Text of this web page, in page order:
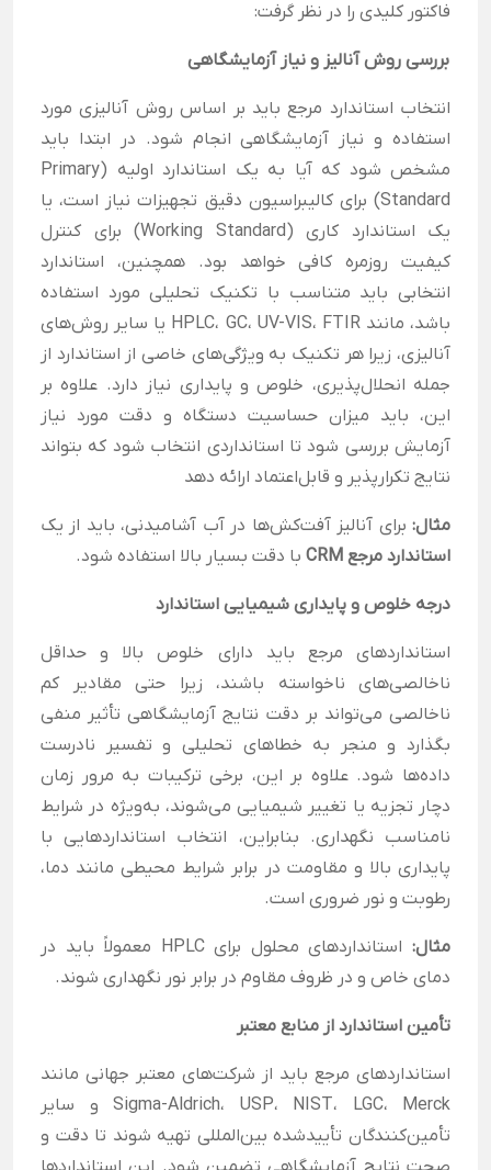
فاکتور کلیدی را در نظر گرفت:
بررسی روش آنالیز و نیاز آزمایشگاهی
انتخاب استاندارد مرجع باید بر اساس روش آنالیزی مورد
استفاده و نیاز آزمایشگاهی انجام شود. در ابتدا باید
مشخص شود که آیا به یک استاندارد اولیه (Primary
Standard) برای کالیبراسیون دقیق تجهیزات نیاز است، یا
یک استاندارد کاری (Working Standard) برای کنترل
کیفیت روزمره کافی خواهد بود. همچنین، استاندارد
انتخابی باید متناسب با تکنیک تحلیلی مورد استفاده
باشد، مانند HPLC، GC، UV-VIS، FTIR یا سایر روش‌های
آنالیزی، زیرا هر تکنیک به ویژگی‌های خاصی از استاندارد از
جمله انحلال‌پذیری، خلوص و پایداری نیاز دارد. علاوه بر
این، باید میزان حساسیت دستگاه و دقت مورد نیاز
آزمایش بررسی شود تا استانداردی انتخاب شود که بتواند
نتایج تکرارپذیر و قابل‌اعتماد ارائه دهد
مثال: برای آنالیز آفت‌کش‌ها در آب آشامیدنی، باید از یک
استاندارد مرجع
با دقت بسیار بالا استفاده شود.
درجه خلوص و پایداری شیمیایی استاندارد
استانداردهای مرجع باید دارای خلوص بالا و حداقل
ناخالصی‌های ناخواسته باشند، زیرا حتی مقادیر کم
ناخالصی می‌تواند بر دقت نتایج آزمایشگاهی تأثیر منفی
بگذارد و منجر به خطاهای تحلیلی و تفسیر نادرست
داده‌ها شود. علاوه بر این، برخی ترکیبات به مرور زمان
دچار تجزیه یا تغییر شیمیایی می‌شوند، به‌ویژه در شرایط
نامناسب نگهداری. بنابراین، انتخاب استانداردهایی با
پایداری بالا و مقاومت در برابر شرایط محیطی مانند دما،
رطوبت و نور ضروری است.
مثال:
استانداردهای محلول برای HPLC معمولاً باید در
دمای خاص و در ظروف مقاوم در برابر نور نگهداری شوند.
تأمین استاندارد از منابع معتبر
استانداردهای مرجع باید از شرکت‌های معتبر جهانی مانند
Sigma-Aldrich، USP، NIST، LGC، Merck و سایر
تأمین‌کنندگان تأییدشده بین‌المللی تهیه شوند تا دقت و